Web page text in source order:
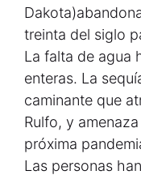
treinta del siglo
La falta de agua
enteras. La
caminante que
Rulfo, y
próxima
Las personas